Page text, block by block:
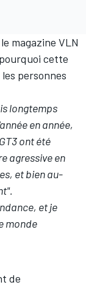
magazine VLN
cette
personnes
longtemps
en année,
ont été
agressive en
et bien au-
et je
monde
de